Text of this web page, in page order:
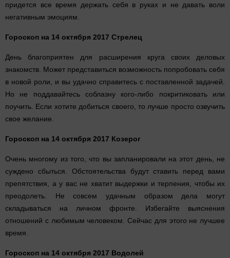
придется все время держать себя в руках и не давать воли
негативным эмоциям.
Гороскоп на 14 октября 2017 Стрелец
День благоприятен для расширения круга своих деловых
знакомств. Может представиться возможность попробовать себя
в новой роли, и вы удачно справитесь с поставленной задачей.
Но не поддавайтесь соблазну кого-либо покритиковать или
поучить. Если хотите добиться своего, то лучше просто озвучить
свое желание.
Гороскоп на 14 октября 2017 Козерог
Очень многому из того, что вы запланировали на этот день, не
суждено сбыться. Обстоятельства будут ставить перед вами
препятствия, а у вас не хватит выдержки и терпения, чтобы их
преодолеть. Не совсем удачным образом дела могут
складываться на личном фронте. Избегайте выяснения
отношений с любимым человеком. Сейчас для этого не лучшее
время.
Гороскоп на 14 октября 2017 Водолей